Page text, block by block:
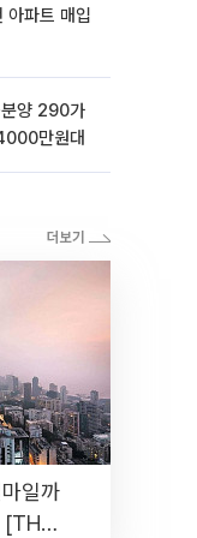
아파트 매입
양 290가
만원대
일까
[THE